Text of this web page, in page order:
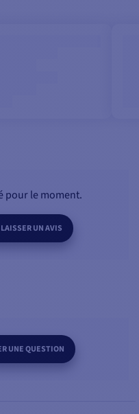
pour le moment.
UN AVIS
UNE QUESTION